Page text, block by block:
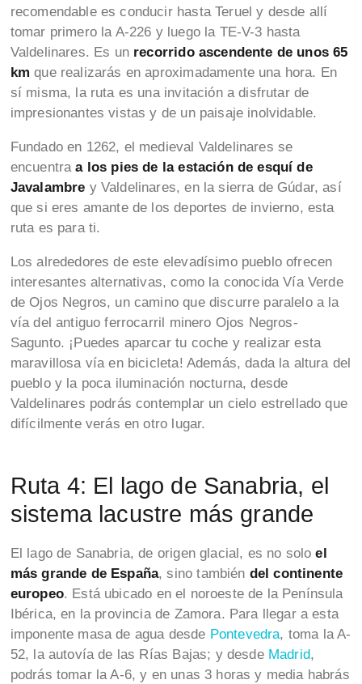
recomendable es conducir hasta Teruel y desde allí
tomar primero la A-226 y luego la TE-V-3 hasta
Valdelinares. Es un recorrido ascendente de unos 65
km que realizarás en aproximadamente una hora. En
sí misma, la ruta es una invitación a disfrutar de
impresionantes vistas y de un paisaje inolvidable.
Fundado en 1262, el medieval Valdelinares se
encuentra a los pies de la estación de esquí de
Javalambre y Valdelinares, en la sierra de Gúdar, así
que si eres amante de los deportes de invierno, esta
ruta es para ti.
Los alrededores de este elevadísimo pueblo ofrecen
interesantes alternativas, como la conocida Vía Verde
de Ojos Negros, un camino que discurre paralelo a la
vía del antiguo ferrocarril minero Ojos Negros-
Sagunto. ¡Puedes aparcar tu coche y realizar esta
maravillosa vía en bicicleta! Además, dada la altura del
pueblo y la poca iluminación nocturna, desde
Valdelinares podrás contemplar un cielo estrellado que
difícilmente verás en otro lugar.
Ruta 4: El lago de Sanabria, el
sistema lacustre más grande
El lago de Sanabria, de origen glacial, es no soloel
más grande de España, sino también del continente
europeo. Está ubicado en el noroeste de la Península
Ibérica, en la provincia de Zamora. Para llegar a esta
imponente masa de agua desde Pontevedra, toma la A-
52, la autovía de las Rías Bajas; y desde Madrid,
podrás tomar la A-6, y en unas 3 horas y media habrás